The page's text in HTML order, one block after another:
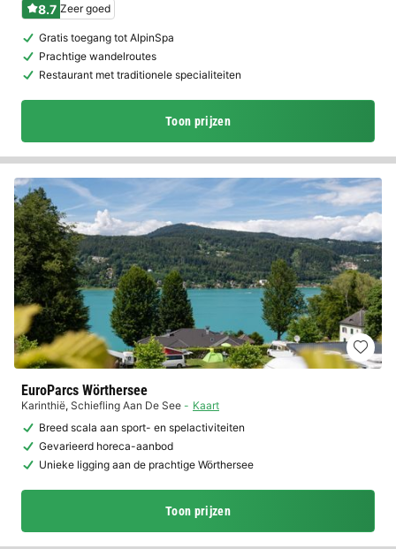
8.7 Zeer goed
Gratis toegang tot AlpinSpa
Prachtige wandelroutes
Restaurant met traditionele specialiteiten
Toon prijzen
EuroParcs Wörthersee
Karinthië, Schiefling Aan De See
Kaart
Breed scala aan sport- en spelactiviteiten
Gevarieerd horeca-aanbod
Unieke ligging aan de prachtige Wörthersee
Toon prijzen